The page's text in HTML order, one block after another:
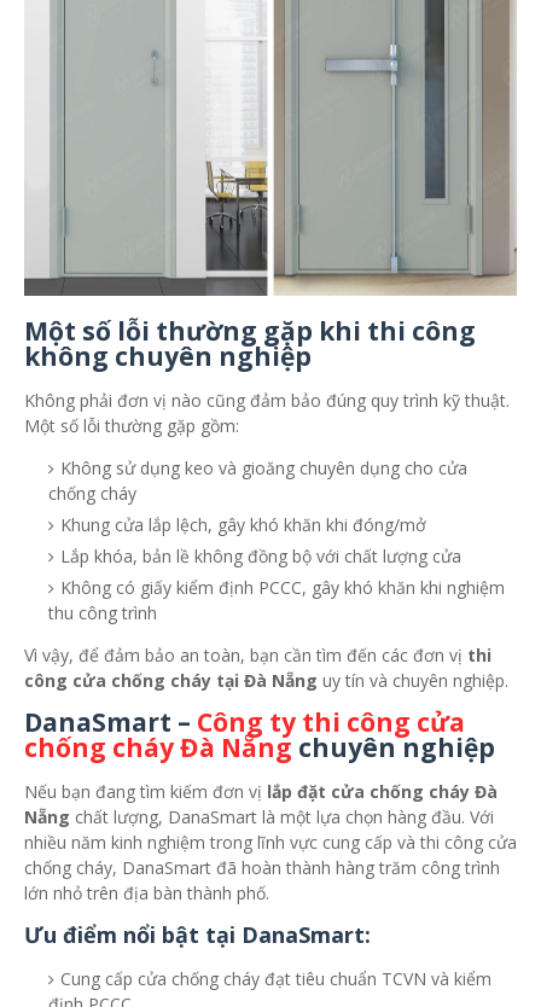
Một số lỗi thường gặp khi thi công
không chuyên nghiệp
Không phải đơn vị nào cũng đảm bảo đúng quy trình kỹ thuật.
Một số lỗi thường gặp gồm:
Không sử dụng keo và gioăng chuyên dụng cho cửa
chống cháy
Khung cửa lắp lệch, gây khó khăn khi đóng/mở
Lắp khóa, bản lề không đồng bộ với chất lượng cửa
Không có giấy kiểm định PCCC, gây khó khăn khi nghiệm
thu công trình
Vì vậy, để đảm bảo an toàn, bạn cần tìm đến các đơn vị thi
công cửa chống cháy tại Đà Nẵng uy tín và chuyên nghiệp.
DanaSmart – Công ty thi công cửa
chống cháy Đà Nẵng chuyên nghiệp
Nếu bạn đang tìm kiếm đơn vị lắp đặt cửa chống cháy Đà
Nẵng chất lượng, DanaSmart là một lựa chọn hàng đầu. Với
nhiều năm kinh nghiệm trong lĩnh vực cung cấp và thi công cửa
chống cháy, DanaSmart đã hoàn thành hàng trăm công trình
lớn nhỏ trên địa bàn thành phố.
Ưu điểm nổi bật tại DanaSmart:
Cung cấp cửa chống cháy đạt tiêu chuẩn TCVN và kiểm